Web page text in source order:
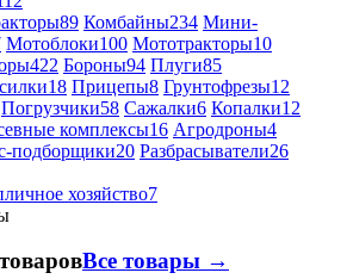
89 Комбайны234 Мини-
Мотоблоки100 Мототракторы10
422 Бороны94 Плуги85
18 Прицепы8 Грунтофрезы12
Погрузчики58 Сажалки6 Копалки12
комплексы16 Агродроны4
подборщики20 Разбрасыватели26
хозяйство7
Все товары →